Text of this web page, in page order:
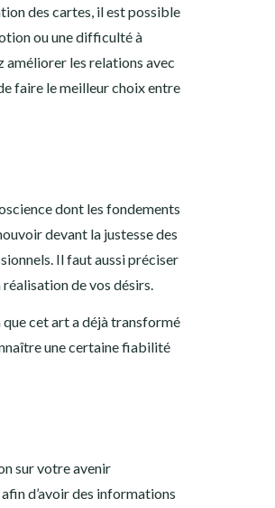
des cartes, il est possible
ou une difficulté à
améliorer les relations avec
faire le meilleur choix entre
dont les fondements
devant la justesse des
Il faut aussi préciser
de vos désirs.
cet art a déjà transformé
une certaine fiabilité
sur votre avenir
d’avoir des informations